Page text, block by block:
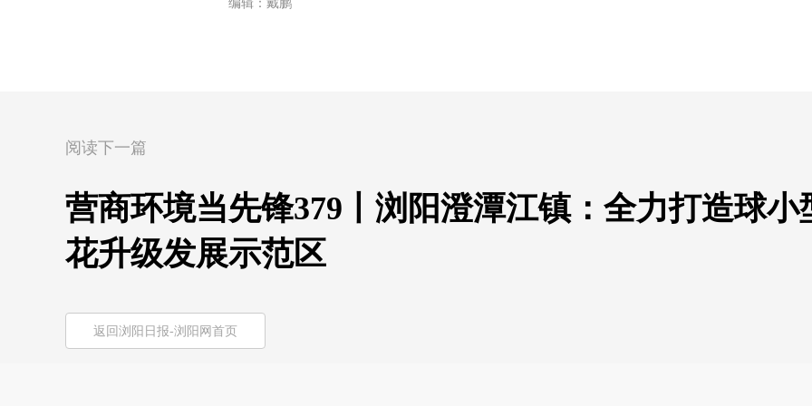
编辑：戴鹏
阅读下一篇
营商环境当先锋379丨浏阳澄潭江镇：全力打造球小
花升级发展示范区
返回浏阳日报-浏阳网首页